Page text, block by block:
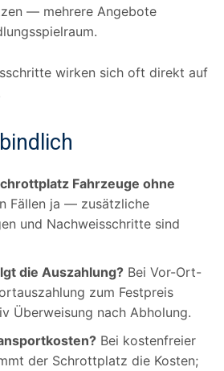
— mehrere Angebote
wirken sich oft direkt auf
Fahrzeuge ohne
Fällen ja — zusätzliche
und Nachweisschritte sind
die Auszahlung? Bei Vor-Ort-
zum Festpreis
Überweisung nach Abholung.
Bei kostenfreier
der Schrottplatz die Kosten;